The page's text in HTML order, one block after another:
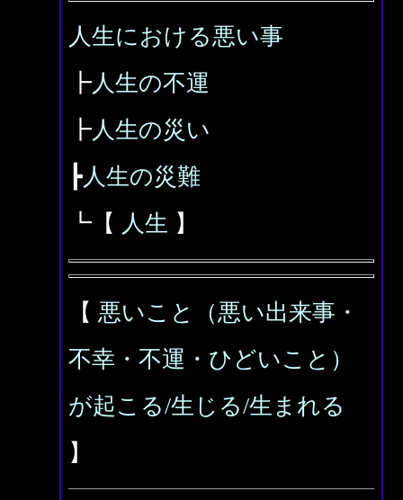
人生における悪い事
┣人生の不運
┣人生の災い
┣人生の災難
┗【 人生 】
【 悪いこと（悪い出来事・
不幸・不運・ひどいこと）
が起こる/生じる/生まれる
】